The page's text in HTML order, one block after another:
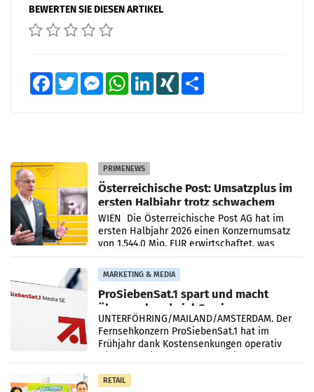
BEWERTEN SIE DIESEN ARTIKEL
FacebookTwitter MessengerWhatsAppLinkedInXING
PRIMENEWS
Österreichische Post: Umsatzplus im
ersten Halbjahr trotz schwachem
Briefgeschäft
WIEN Die Österreichische Post AG hat im
ersten Halbjahr 2026 einen Konzernumsatz
von 1.544,0 Mio. EUR erwirtschaftet, was
einem Plus von 3,8 Prozent gegenüber dem
Vergleichszeitraum
MARKETING & MEDIA
ProSiebenSat.1 spart und macht
überraschend viel Gewinn
UNTERFÖHRING/MAILAND/AMSTERDAM. Der
Fernsehkonzern ProSiebenSat.1 hat im
Frühjahr dank Kostensenkungen operativ
RETAIL